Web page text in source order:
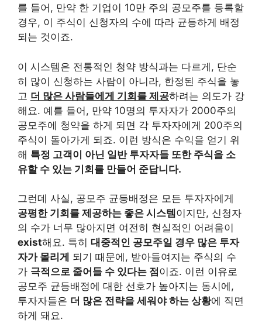
를 들어, 만약 한 기업이 10만 주의 공모주를 등록할
경우, 이 주식이 신청자의 수에 따라 균등하게 배정
되는 것이죠.
이 시스템은 전통적인 청약 방식과는 다르게, 단순
히 많이 신청하는 사람이 아니라, 한정된 주식을 놓
고 더 많은 사람들에게 기회를 제공하려는 의도가 강
해요. 예를 들어, 만약 10명의 투자자가 2000주의
공모주에 청약을 하게 되면 각 투자자에게 200주의
주식이 돌아가게 되죠. 이런 방식은 수익을 얻기 위
해 특정 고객이 아닌 일반 투자자들 또한 주식을 소
유할 수 있는 기회를 만들어 준답니다.
그런데 사실, 공모주 균등배정은 모든 투자자에게
공평한 기회를 제공하는 좋은 시스템 이지만, 신청자
의 수가 너무 많아지면 여전히 현실적인 어려움이
exist해요. 특히 대중적인 공모주일 경우 많은 투자
자가 몰리게 되기 때문에, 받아들여지는 주식의 수
가 극적으로 줄어들 수 있다는 점 이죠. 이런 이유로
공모주 균등배정에 대한 선호가 높아지는 동시에,
투자자들은 더 많은 전략을 세워야 하는 상황에 직면
하게 돼요.